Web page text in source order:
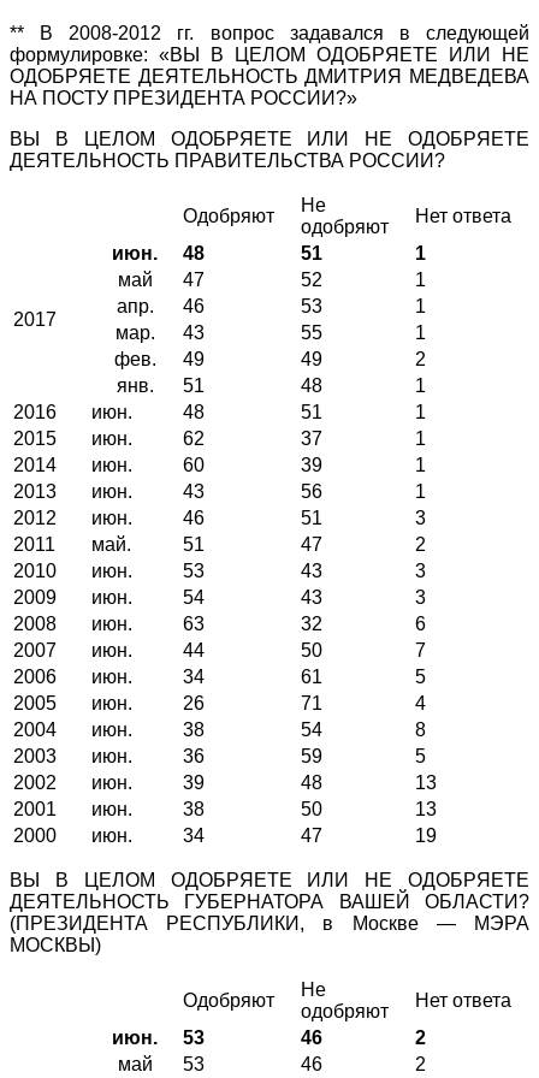
** В 2008-2012 гг. вопрос задавался в следующей
формулировке: «ВЫ В ЦЕЛОМ ОДОБРЯЕТЕ ИЛИ НЕ
ОДОБРЯЕТЕ ДЕЯТЕЛЬНОСТЬ ДМИТРИЯ МЕДВЕДЕВА
НА ПОСТУ ПРЕЗИДЕНТА РОССИИ?»
ВЫ В ЦЕЛОМ ОДОБРЯЕТЕ ИЛИ НЕ ОДОБРЯЕТЕ
ДЕЯТЕЛЬНОСТЬ ПРАВИТЕЛЬСТВА РОССИИ?
Одобряют
Не
одобряют
Нет ответа
2017
июн. 48 51
1
май
47 52
1
апр.
46 53
1
мар.
43 55
1
фев.
49 49
2
янв.
51 48
1
2016
июн. 48 51
1
2015
июн. 62 37
1
2014
июн. 60 39
1
2013
июн. 43 56
1
2012
июн. 46 51
3
2011
май. 51 47
2
2010
июн. 53 43
3
2009
июн. 54 43
3
2008
июн. 63 32
6
2007
июн. 44 50
7
2006
июн. 34 61
5
2005
июн. 26 71
4
2004
июн. 38 54
8
2003
июн. 36 59
5
2002
июн. 39 48
13
2001
июн. 38 50
13
2000
июн. 34 47 19
ВЫ В ЦЕЛОМ ОДОБРЯЕТЕ ИЛИ НЕ ОДОБРЯЕТЕ
ДЕЯТЕЛЬНОСТЬ ГУБЕРНАТОРА ВАШЕЙ ОБЛАСТИ?
(ПРЕЗИДЕНТА РЕСПУБЛИКИ, в Москве — МЭРА
МОСКВЫ)
Одобряют
Не
одобряют
Нет ответа
июн.
53 46
2
май
53 46 2